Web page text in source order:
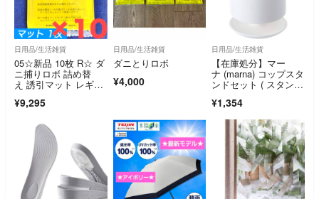
日用品/生活雑貨
05☆新品 10枚 R☆ ダ
ニ捕りロボ 詰め替
え 誘引マット レギュ
¥9,295
日用品/生活雑貨
ダニとりロボ
¥4,000
日用品/生活雑貨
【在庫処分】マー
ナ (marna) コップスタ
ンドセット ( スタンド
¥1,354